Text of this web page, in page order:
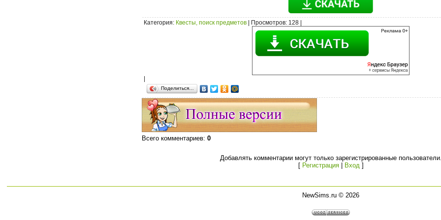
Категория: Квесты, поиск предметов Просмотров: 128 |
Поделиться…
Всего комментариев: 0
Добавлять комментарии могут только зарегистрированные
[ Регистрация| Вход]
NewSims.ru © 2026